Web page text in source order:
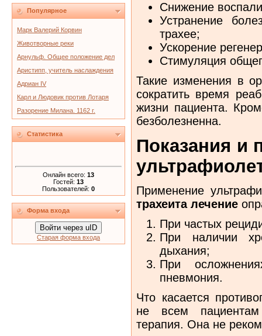
Популярное
Марк Валерий Корвин
Животворные реки
Арнульф. Общее положение дел
Аристипп, учитель наслаждения
Адриан IV
Карл и Людовик против Лотаря
Разорение Милана. 1162 г.
Статистика
Онлайн всего: 13
Гостей: 13
Пользователей: 0
Форма входа
Войти через uID
Старая форма входа
Снижение
Устранение
трахее;
Ускорение
Стимуляция
Такие изменения в
сократить время
жизни пациента.
безболезненна.
Показания и
Применение
трахеита лечение
При частых
При наличии
дыхания;
При
пневмония.
Что касается
не всем пациентам
терапия. Она не